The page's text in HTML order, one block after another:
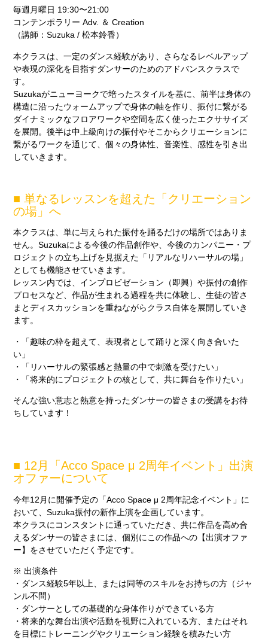
毎週月曜日 19:30〜21:00
コンテンポラリー Adv. ＆ Creation
（講師：Suzuka / 松本鈴香）
本クラスは、一定のダンス経験があり、さらなるレベルアップ
や表現の深化を目指すダンサーのためのアドバンスクラスで
す。
Suzukaがニューヨークで培ったスタイルを基に、前半は身体の
構造に沿ったウォームアップで身体の軸を作り、振付に繋がる
ダイナミックなフロアワークや空間を広く使ったエクササイズ
を展開。後半は中上級向けの振付やそこからクリエーションに
繋がるワークを通じて、個々の身体性、音楽性、感性を引き出
していきます。
■ 単なるレッスンを超えた「クリエーション
の場」へ
本クラスは、単に与えられた振付を踊るだけの場所ではありま
せん。Suzukaによる今後の作品創作や、今後のカンパニー・プ
ロジェクトの立ち上げを見据えた「リアルなリハーサルの場」
としても機能させていきます。
レッスン内では、インプロビゼーション（即興）や振付の創作
プロセスなど、作品が生まれる過程を共に体験し、生徒の皆さ
まとディスカッションを重ねながらクラス自体を展開していき
ます。
・「趣味の枠を超えて、表現者として踊りと深く向き合いた
い」
・「リハーサルの緊張感と熱量の中で刺激を受けたい」
・「将来的にプロジェクトの核として、共に舞台を作りたい」
そんな強い意志と熱意を持ったダンサーの皆さまの受講をお待
ちしています！
■ 12月「Acco Space μ 2周年イベント」出演
オファーについて
今年12月に開催予定の「Acco Space μ 2周年記念イベント」に
おいて、Suzuka振付の新作上演を企画しています。
本クラスにコンスタントに通っていただき、共に作品を高め合
えるダンサーの皆さまには、個別にこの作品への【出演オファ
ー】をさせていただく予定です。
※ 出演条件
・ダンス経験5年以上、または同等のスキルをお持ちの方（ジャ
ンル不問）
・ダンサーとしての基礎的な身体作りができている方
・将来的な舞台出演や活動を視野に入れている方、またはそれ
を目標にトレーニングやクリエーション経験を積みたい方